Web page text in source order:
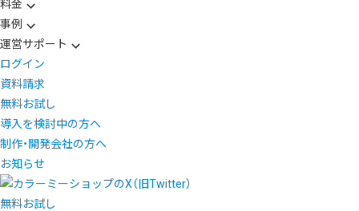
料金
事例
運営サポート
ログイン
資料請求
無料お試し
導入を検討中の方へ
制作・開発会社の方へ
お知らせ
無料お試し